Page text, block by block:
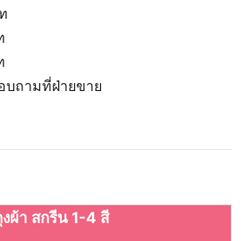
ถามที่ฝ่ายขาย
งผ้า สกรีน 1-4 สี